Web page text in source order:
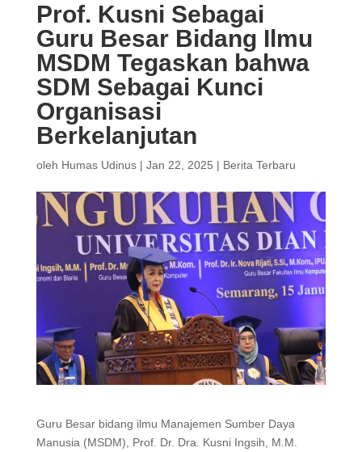
Prof. Kusni Sebagai
Guru Besar Bidang Ilmu
MSDM Tegaskan bahwa
SDM Sebagai Kunci
Organisasi
Berkelanjutan
oleh Humas Udinus| Jan 22, 2025 | Berita Terbaru
Guru Besar bidang ilmu Manajemen Sumber Daya
Manusia (MSDM), Prof. Dr. Dra. Kusni Ingsih, M.M.